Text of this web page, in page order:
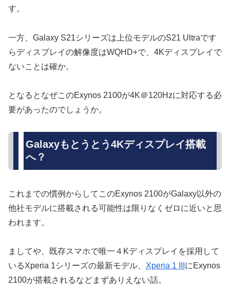
す。
一方、Galaxy S21シリーズは上位モデルのS21 Ultraです
らディスプレイの解像度はWQHD+で、4Kディスプレイで
ないことは確か。
となるとなぜこのExynos 2100が4K＠120Hzに対応する必
要があったのでしょうか。
Galaxyもとうとう4Kディスプレイ搭載
へ？
これまでの慣例からしてこのExynos 2100がGalaxy以外の
他社モデルに搭載される可能性は限りなくゼロに近いと思
われます。
ましてや、既存スマホで唯一４Kディスプレイを採用して
いるXperia 1シリーズの最新モデル、 Xperia 1 III にExynos
2100が搭載されるなどまずありえない話。